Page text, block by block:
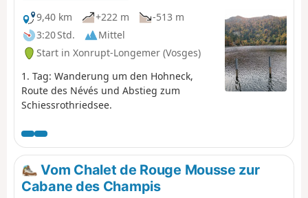
9,40 km
+222 m
-513 m
3:20 Std.
Mittel
Start in Xonrupt-Longemer (Vosges)
1. Tag: Wanderung um den Hohneck,
Route des Névés und Abstieg zum
Schiessrothriedsee.
Vom Chalet de Rouge Mousse zur
Cabane des Champis